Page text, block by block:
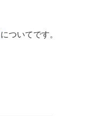
についてです。